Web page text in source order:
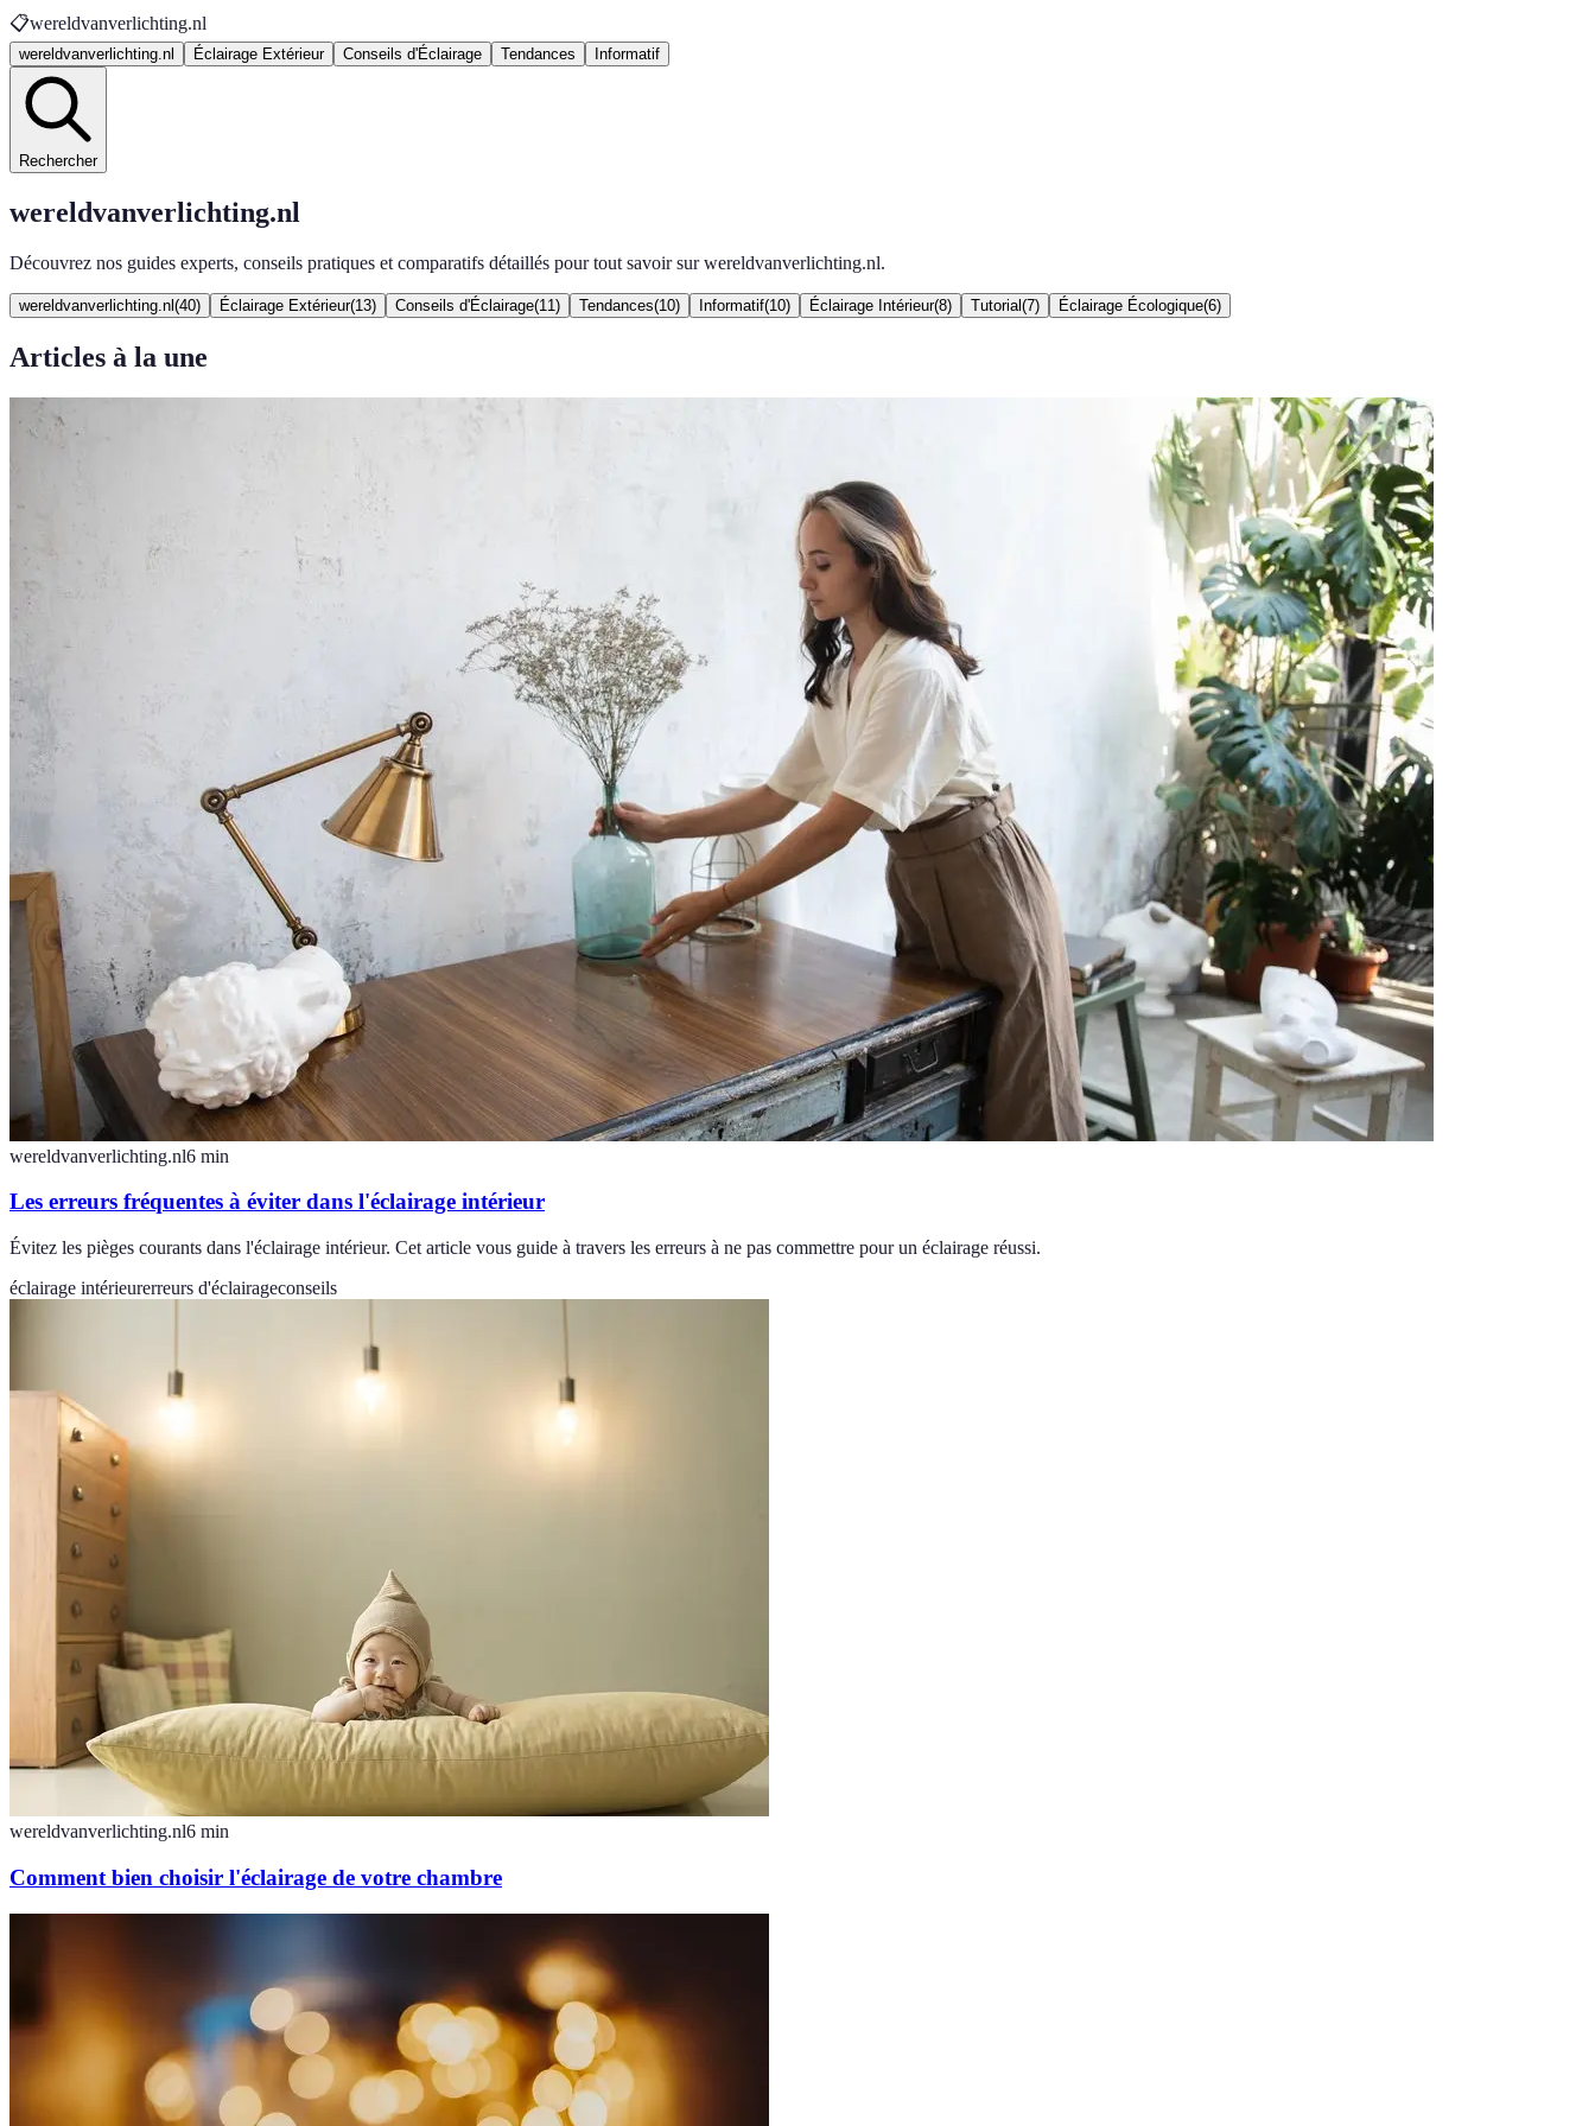
📋wereldvanverlichting.nl
wereldvanverlichting.nl Éclairage Extérieur Conseils d'Éclairage Tendances Informatif
Rechercher
wereldvanverlichting.nl
Découvrez nos guides experts, conseils pratiques et comparatifs détaillés pour tout savoir sur wereldvanverlichting.nl.
wereldvanverlichting.nl (40) Éclairage Extérieur(13) Conseils d'Éclairage(11 ) Tendances(10) Informatif(10) Éclairage Intérieur(8) Tutorial (7) Éclairage Écologique(6)
Articles à la une
wereldvanverlichting.nl6 min
Les erreurs fréquentes à éviter dans l'éclairage intérieur
Évitez les pièges courants dans l'éclairage intérieur. Cet article vous guide à travers les erreurs à ne pas commettre pour un éclairage réussi.
éclairage intérieurerreurs d'éclairageconseils
wereldvanverlichting.nl6 min
Comment bien choisir l'éclairage de votre chambre